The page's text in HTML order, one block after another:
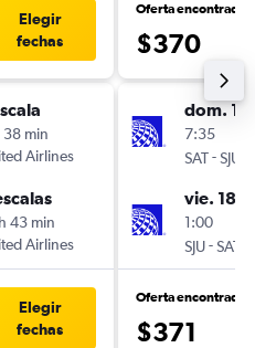
Elegir
fechas
38 min
Airlines
43 min
Airlines
Elegir
fechas
Oferta encontrada
$370
dom.
7:35
SAT-SJU
vie. 18/
1:00
SJU-SAT
Oferta encontrada
$371